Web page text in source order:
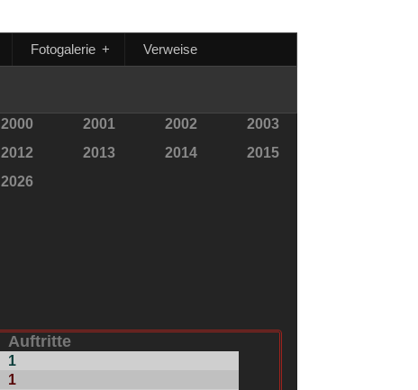
+
Fotogalerie Verweise
2000 2001 2002
2003
2012 2013 2014
2015
2026
Auftritte
1
1